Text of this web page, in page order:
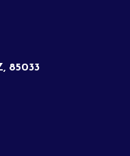
85033